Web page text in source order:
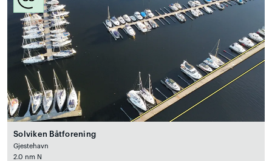
Solviken Båtforening
Gjestehavn
2.0 nm N